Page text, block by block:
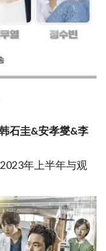
石圭&安孝燮&李
年上半年与观